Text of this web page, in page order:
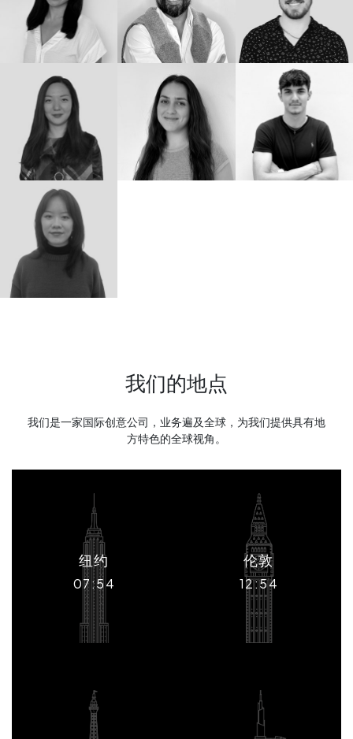
我们的地点
我们是一家国际创意公司，业务遍及全球，为我们提供具有地
方特色的全球视角。
纽约
07:54
伦敦
12:54